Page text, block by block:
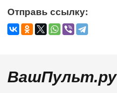
Отправь ссылку:
ВашПульт.ру